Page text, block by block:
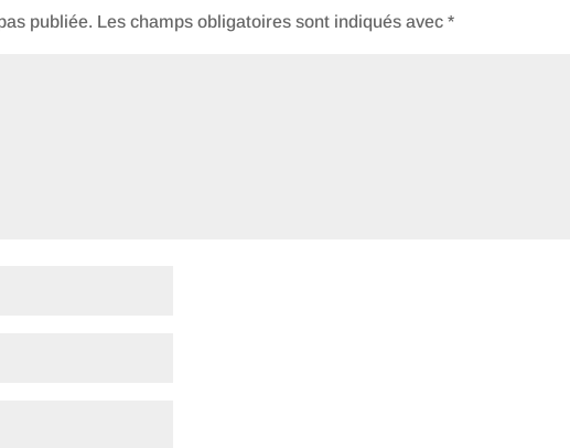
publiée. Les champs obligatoires sont indiqués avec*